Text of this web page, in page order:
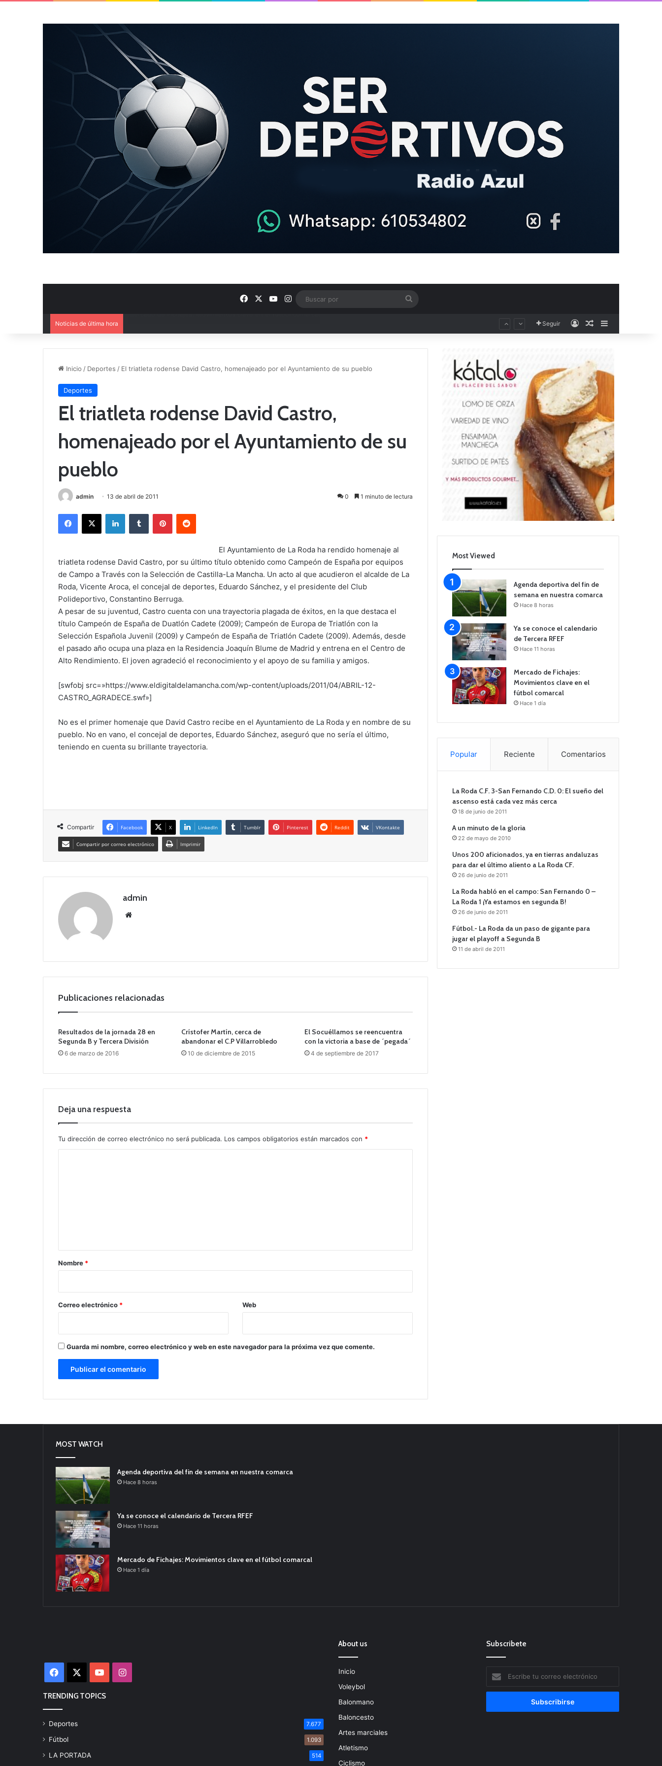
FacebookYouTube
Instagram
Noticias de última hora Seguir AccesoPublicación al
Inicio / Deportes / El triatleta rodense David Castro, homenajeado por el Ayuntamiento de su pueblo
Deportes
El triatleta rodense David Castro,
homenajeado por el Ayuntamiento de su
pueblo
admin 13 de abril de 2011 0 1 minuto de lectura
El Ayuntamiento de La Roda ha rendido homenaje al
triatleta rodense David Castro, por su último título obtenido como Campeón de España por equipos
de Campo a Través con la Selección de Castilla-La Mancha. Un acto al que acudieron el alcalde de La
Roda, Vicente Aroca, el concejal de deportes, Eduardo Sánchez, y el presidente del Club
Polideportivo, Constantino Berruga.
A pesar de su juventud, Castro cuenta con una trayectoria plagada de éxitos, en la que destaca el
título Campeón de España de Duatlón Cadete (2009); Campeón de Europa de Triatlón con la
Selección Española Juvenil (2009) y Campeón de España de Triatlón Cadete (2009). Además, desde
el pasado año ocupa una plaza en la Residencia Joaquín Blume de Madrid y entrena en el Centro de
Alto Rendimiento. El joven agradeció el reconocimiento y el apoyo de su familia y amigos.
[swfobj src=»https://www.eldigitaldelamancha.com/wp-content/uploads/2011/04/ABRIL-12-
CASTRO_AGRADECE.swf»]
No es el primer homenaje que David Castro recibe en el Ayuntamiento de La Roda y en nombre de su
pueblo. No en vano, el concejal de deportes, Eduardo Sánchez, aseguró que no sería el último,
teniendo en cuenta su brillante trayectoria.
Compartir Facebook X LinkedIn Tumblr Pinterest Reddit VKontakte
Compartir por correo electrónico Imprimir
admin
Publicaciones relacionadas
Resultados de la jornada 28 en
Segunda B y Tercera División
6 de marzo de 2016
Crístofer Martín, cerca de
abandonar el C.P Villarrobledo
10 de diciembre de 2015
El Socuéllamos se reencuentra
con la victoria a base de ´pegada´
4 de septiembre de 2017
Deja una respuesta
Tu dirección de correo electrónico no será publicada. Los campos obligatorios están marcados con *
r
*
Nombre *
Correo electrónico * Web
Guarda mi nombre, correo electrónico y web en este navegador para la próxima vez que comente.
Most Viewed
Agenda deportiva del fin de
semana en nuestra comarca
Hace 8 horas
Ya se conoce el calendario
de Tercera RFEF
Hace 11 horas
Mercado de Fichajes:
Movimientos clave en el
fútbol comarcal
Hace 1 día
Popular Reciente Comentarios
La Roda C.F. 3-San Fernando C.D. 0: El sueño del
ascenso está cada vez más cerca
18 de junio de 2011
A un minuto de la gloria
22 de mayo de 2010
Unos 200 aficionados, ya en tierras andaluzas
para dar el último aliento a La Roda CF.
26 de junio de 2011
La Roda habló en el campo: San Fernando 0 –
La Roda 1 ¡Ya estamos en segunda B!
26 de junio de 2011
Fútbol.- La Roda da un paso de gigante para
jugar el playoff a Segunda B
11 de abril de 2011
MOST WATCH
Agenda deportiva del fin de semana en nuestra comarca
Hace 8 horas
Ya se conoce el calendario de Tercera RFEF
Hace 11 horas
Mercado de Fichajes: Movimientos clave en el fútbol comarcal
Hace 1 día
Facebook YouTubeInstagram
TRENDING TOPICS
Deportes 7.677
Fútbol 1.093
LA PORTADA 514
About us
Inicio
Voleybol
Balonmano
Baloncesto
Artes marciales
Atletismo
Ciclismo
Subscribete
Escribe
tu
correo